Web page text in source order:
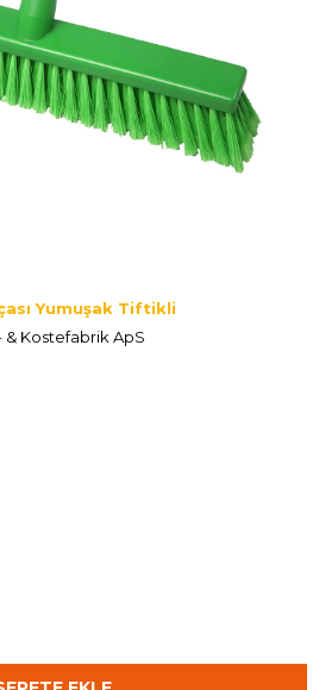
Yumuşak Tiftikli
& Kostefabrik ApS